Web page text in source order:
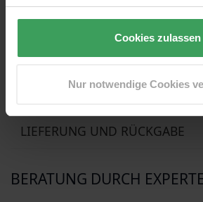
Cookies zulassen
Nur notwendige Cookies
Unsere Übersetzer sind im Moment
Beauty-Roboto, der sein Bestes gab, um
LIEFERUNG UND RÜCKGABE
BERATUNG DURCH